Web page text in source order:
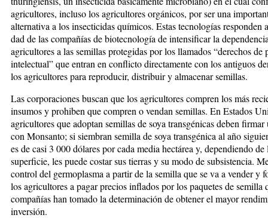
agricultores, incluso los agricul­to­res orgánicos, por ser una
alternativa a los in­secticidas químicos. Estas tec­no­lo­gías responden
dad de las compañías de biotecnología de in­ten­sificar la
agri­cul­­to­res a las semillas protegidas por los llamados “derechos de
in­te­lectual” que entran en con­flic­to di­rec­tamente con los antiguos
los agricultores para repro­du­cir, dis­tri­buir y almacenar semillas.
Las cor­poraciones buscan que los agricultores compren los más
insumos y prohiben que compren o vendan se­mi­llas. En Estados
agri­cul­to­res que adoptan se­mi­llas de soya trans­génicas deben firmar
con Monsanto; si siembran se­mi­lla de soya transgénica al año
es de casi 3 000 dó­la­­res por cada me­dia hectárea y, de­pen­diendo de
superficie, les puede costar sus tierras y su modo de subsistencia.
control del germoplasma a partir de la semilla que se va a ven­der y
los agri­­cul­to­res a pagar precios in­flados por los paque­tes de semilla
com­pa­ñías han tomado la determinación de obtener el mayor
inversión.